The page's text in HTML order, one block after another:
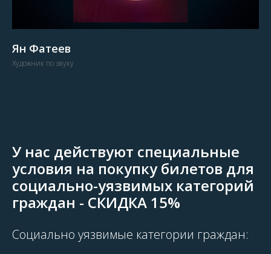
Ян Фатеев
Художник по звуку
У нас действуют специальные
условия на покупку билетов для
социально-уязвимых категорий
граждан - СКИДКА 15%
Социально уязвимые категории граждан: